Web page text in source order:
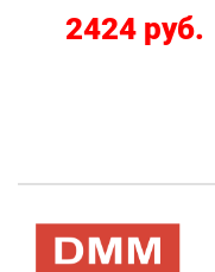
2424 руб.